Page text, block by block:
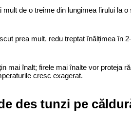
mult de o treime din lungimea firului la o
prea mult, redu treptat înălțimea în
mai înalt; firele mai înalte vor proteja
cresc exagerat.
des tunzi pe